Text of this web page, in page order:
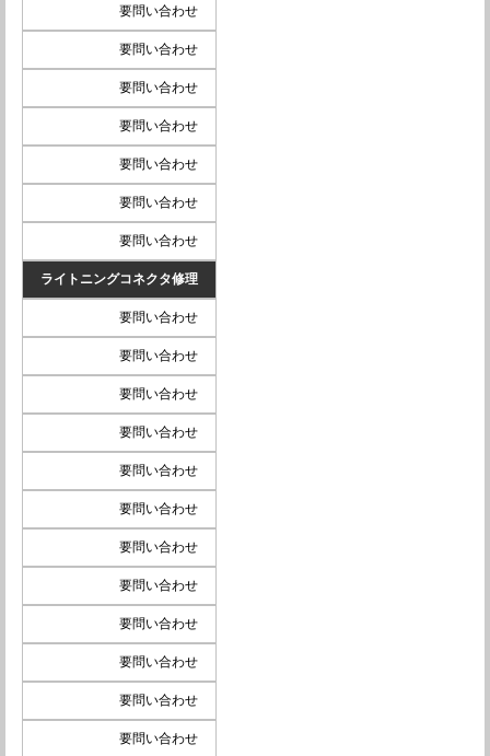
要問い合わせ
要問い合わせ
要問い合わせ
要問い合わせ
要問い合わせ
要問い合わせ
要問い合わせ
ライトニングコネクタ修理
要問い合わせ
要問い合わせ
要問い合わせ
要問い合わせ
要問い合わせ
要問い合わせ
要問い合わせ
要問い合わせ
要問い合わせ
要問い合わせ
要問い合わせ
要問い合わせ